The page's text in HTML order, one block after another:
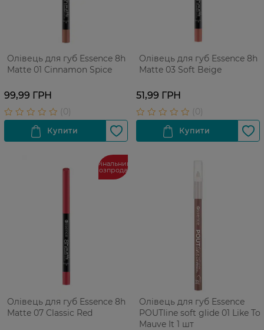
Олівець для губ Essence 8h
Matte 01 Cinnamon Spice
99,99 ГРН
Олівець для губ Essence 8h
Matte 03 Soft Beige
51,99 ГРН
Фінальний
розпродаж
Олівець для губ Essence 8h
Matte 07 Classic Red
Олівець для губ Essence
POUTline soft glide 01 Like To
Mauve It 1 шт